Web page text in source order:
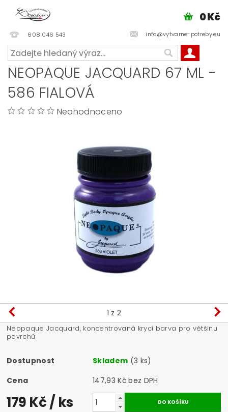
608 046 543 info@vytvarne-potreby.eu
0 Kč
NEOPAQUE JACQUARD 67 ML -
586 FIALOVÁ
Neohodnoceno
1 z 2
Neopaque Jacquard, koncentrovaná krycí barva pro většinu
povrchů
Dostupnost Skladem (3 ks)
Cena
147,93 Kč bez DPH
179 Kč/ ks